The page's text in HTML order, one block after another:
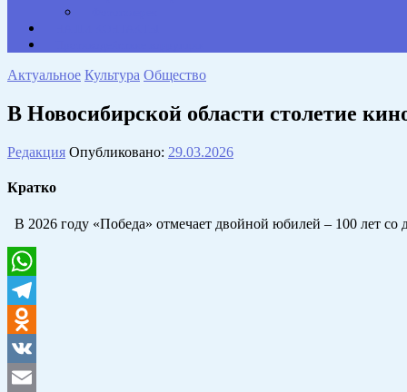
Актуальное Культура Общество
В Новосибирской области столетие
Редакция Опубликовано: 29.03.2026
Кратко
В 2026 году «Победа» отмечает двойной юбилей – 100 лет
WhatsApp
Telegram
Odnoklassniki
VK